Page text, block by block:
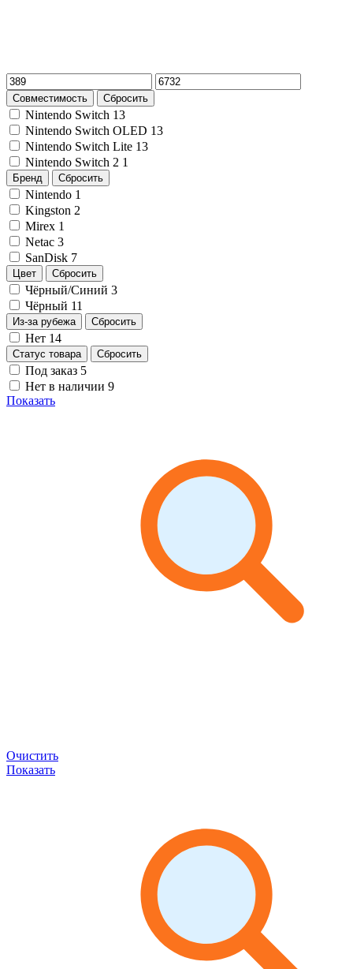
Совместимость Сбросить
Nintendo Switch 13
Nintendo Switch OLED 13
Nintendo Switch Lite 13
Nintendo Switch 2 1
Бренд Сбросить
Nintendo 1
Kingston 2
Mirex 1
Netac 3
SanDisk 7
Цвет Сбросить
Чёрный/Синий 3
Чёрный 11
Из-за рубежа Сбросить
Нет 14
Статус товара Сбросить
Под заказ 5
Нет в наличии 9
Показать
Очистить
Показать